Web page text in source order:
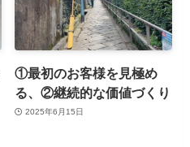
①最初のお客様を見極め
る、②継続的な価値づくり
2025年6月15日